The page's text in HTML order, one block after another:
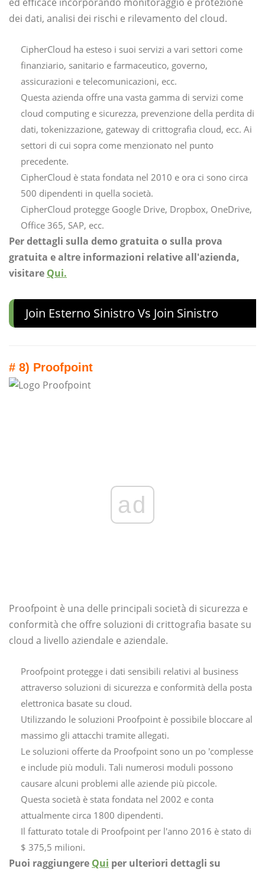
dei dati, analisi dei rischi e rilevamento del cloud.
CipherCloud ha esteso i suoi servizi a vari settori come
finanziario, sanitario e farmaceutico, governo,
assicurazioni e telecomunicazioni, ecc.
Questa azienda offre una vasta gamma di servizi come
cloud computing e sicurezza, prevenzione della perdita di
dati, tokenizzazione, gateway di crittografia cloud, ecc. Ai
settori di cui sopra come menzionato nel punto
precedente.
CipherCloud è stata fondata nel 2010 e ora ci sono circa
500 dipendenti in quella società.
CipherCloud protegge Google Drive, Dropbox, OneDrive,
Office 365, SAP, ecc.
Per dettagli sulla demo gratuita o sulla prova
gratuita e altre informazioni relative all'azienda,
visitare Qui.
Join Esterno Sinistro Vs Join Sinistro
# 8) Proofpoint
ad
Proofpoint è una delle principali società di sicurezza e
conformità che offre soluzioni di crittografia basate su
cloud a livello aziendale e aziendale.
Proofpoint protegge i dati sensibili relativi al business
attraverso soluzioni di sicurezza e conformità della posta
elettronica basate su cloud.
Utilizzando le soluzioni Proofpoint è possibile bloccare al
massimo gli attacchi tramite allegati.
Le soluzioni offerte da Proofpoint sono un po 'complesse
e include più moduli. Tali numerosi moduli possono
causare alcuni problemi alle aziende più piccole.
Questa società è stata fondata nel 2002 e conta
attualmente circa 1800 dipendenti.
Il fatturato totale di Proofpoint per l'anno 2016 è stato di
$ 375,5 milioni.
Puoi raggiungere Qui per ulteriori dettagli su